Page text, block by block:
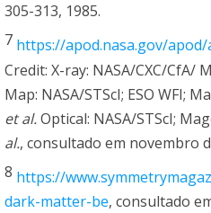
305-313, 1985.
7 https://apod.nasa.gov/apod/
Credit: X-ray: NASA/CXC/CfA/
Map: NASA/STScI; ESO WFI;
et al.Optical: NASA/STScI;
al., consultado em novembro
8 https://
dark-matter-be, consultado